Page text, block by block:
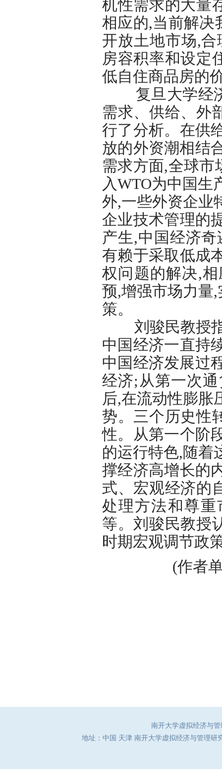
机性需求的大量
相应的,当前解决
开放土地市场,
房容积率和设定
低自住商品房的
复旦大学经济
需求、供给、外
行了分析。在供
放的外资潮相结
需求方面,全球市
入WTO为中国生
外,一些外资企业
企业技术管理的
产生,中国经济
有赖于采取低成
权问题的解决,
预,增强市场力量
策。
刘骏民教授指
中国经济一直持
中国经济发展过
经济;从第一次
后,在流动性膨胀
势。三个历史性
性。从第一个阶
的运行特色,随着
撑经济高增长的
式、宏观经济的
处理方法和尊
等。刘骏民教授
时期宏观调节政
(作者
南开大学虚拟经济与
地址：中国 天津 南开大学虚拟经济与管理研